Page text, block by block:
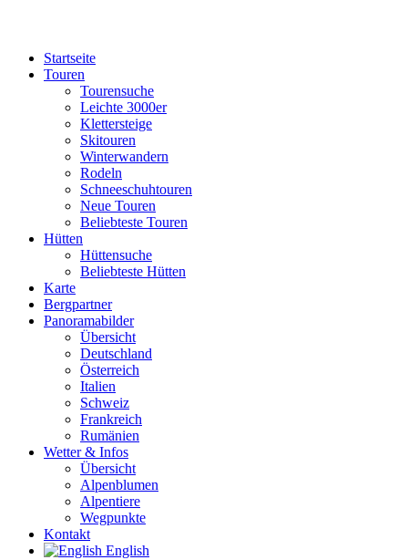
Startseite
Touren
Tourensuche
Leichte 3000er
Klettersteige
Skitouren
Winterwandern
Rodeln
Schneeschuhtouren
Neue Touren
Beliebteste Touren
Hütten
Hüttensuche
Beliebteste Hütten
Karte
Bergpartner
Panoramabilder
Übersicht
Deutschland
Österreich
Italien
Schweiz
Frankreich
Rumänien
Wetter & Infos
Übersicht
Alpenblumen
Alpentiere
Wegpunkte
Kontakt
English